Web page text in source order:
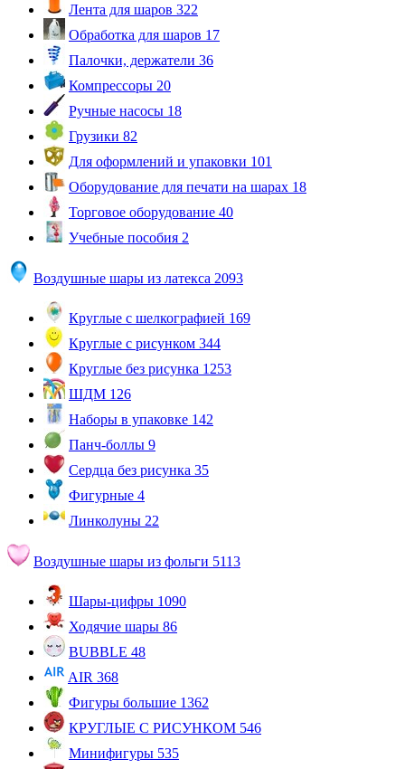
Лента для шаров 322
Обработка для шаров 17
Палочки, держатели 36
Компрессоры 20
Ручные насосы 18
Грузики 82
Для оформлений и упаковки 101
Оборудование для печати на шарах 18
Торговое оборудование 40
Учебные пособия 2
Воздушные шары из латекса 2093
Круглые с шелкографией 169
Круглые с рисунком 344
Круглые без рисунка 1253
ШДМ 126
Наборы в упаковке 142
Панч-боллы 9
Сердца без рисунка 35
Фигурные 4
Линколуны 22
Воздушные шары из фольги 5113
Шары-цифры 1090
Ходячие шары 86
BUBBLE 48
AIR 368
Фигуры большие 1362
КРУГЛЫЕ С РИСУНКОМ 546
Минифигуры 535